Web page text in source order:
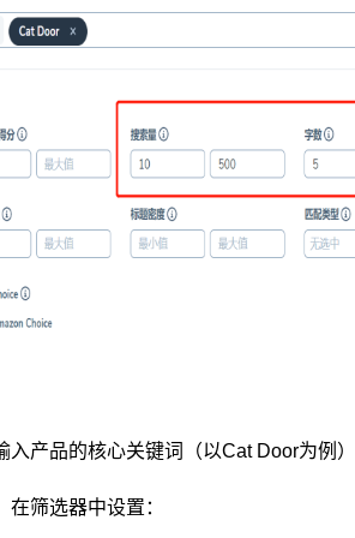
入产品的核心关键词（以Cat Door为例）
在筛选器中设置：